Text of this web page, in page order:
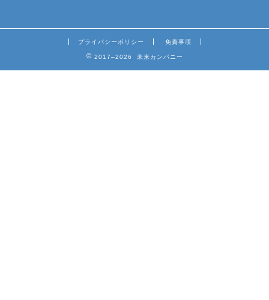
プライバシーポリシー 免責事項
2017–2026 未来カンパニー